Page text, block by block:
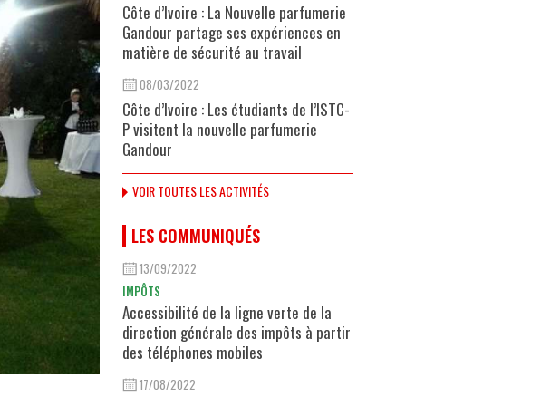
Côte d’Ivoire : La Nouvelle parfumerie
Gandour partage ses expériences en
matière de sécurité au travail
08/03/2022
Côte d’Ivoire : Les étudiants de l’ISTC-
P visitent la nouvelle parfumerie
Gandour
VOIR TOUTES LES ACTIVITÉS
LES COMMUNIQUÉS
13/09/2022
IMPÔTS
Accessibilité de la ligne verte de la
direction générale des impôts à partir
des téléphones mobiles
17/08/2022